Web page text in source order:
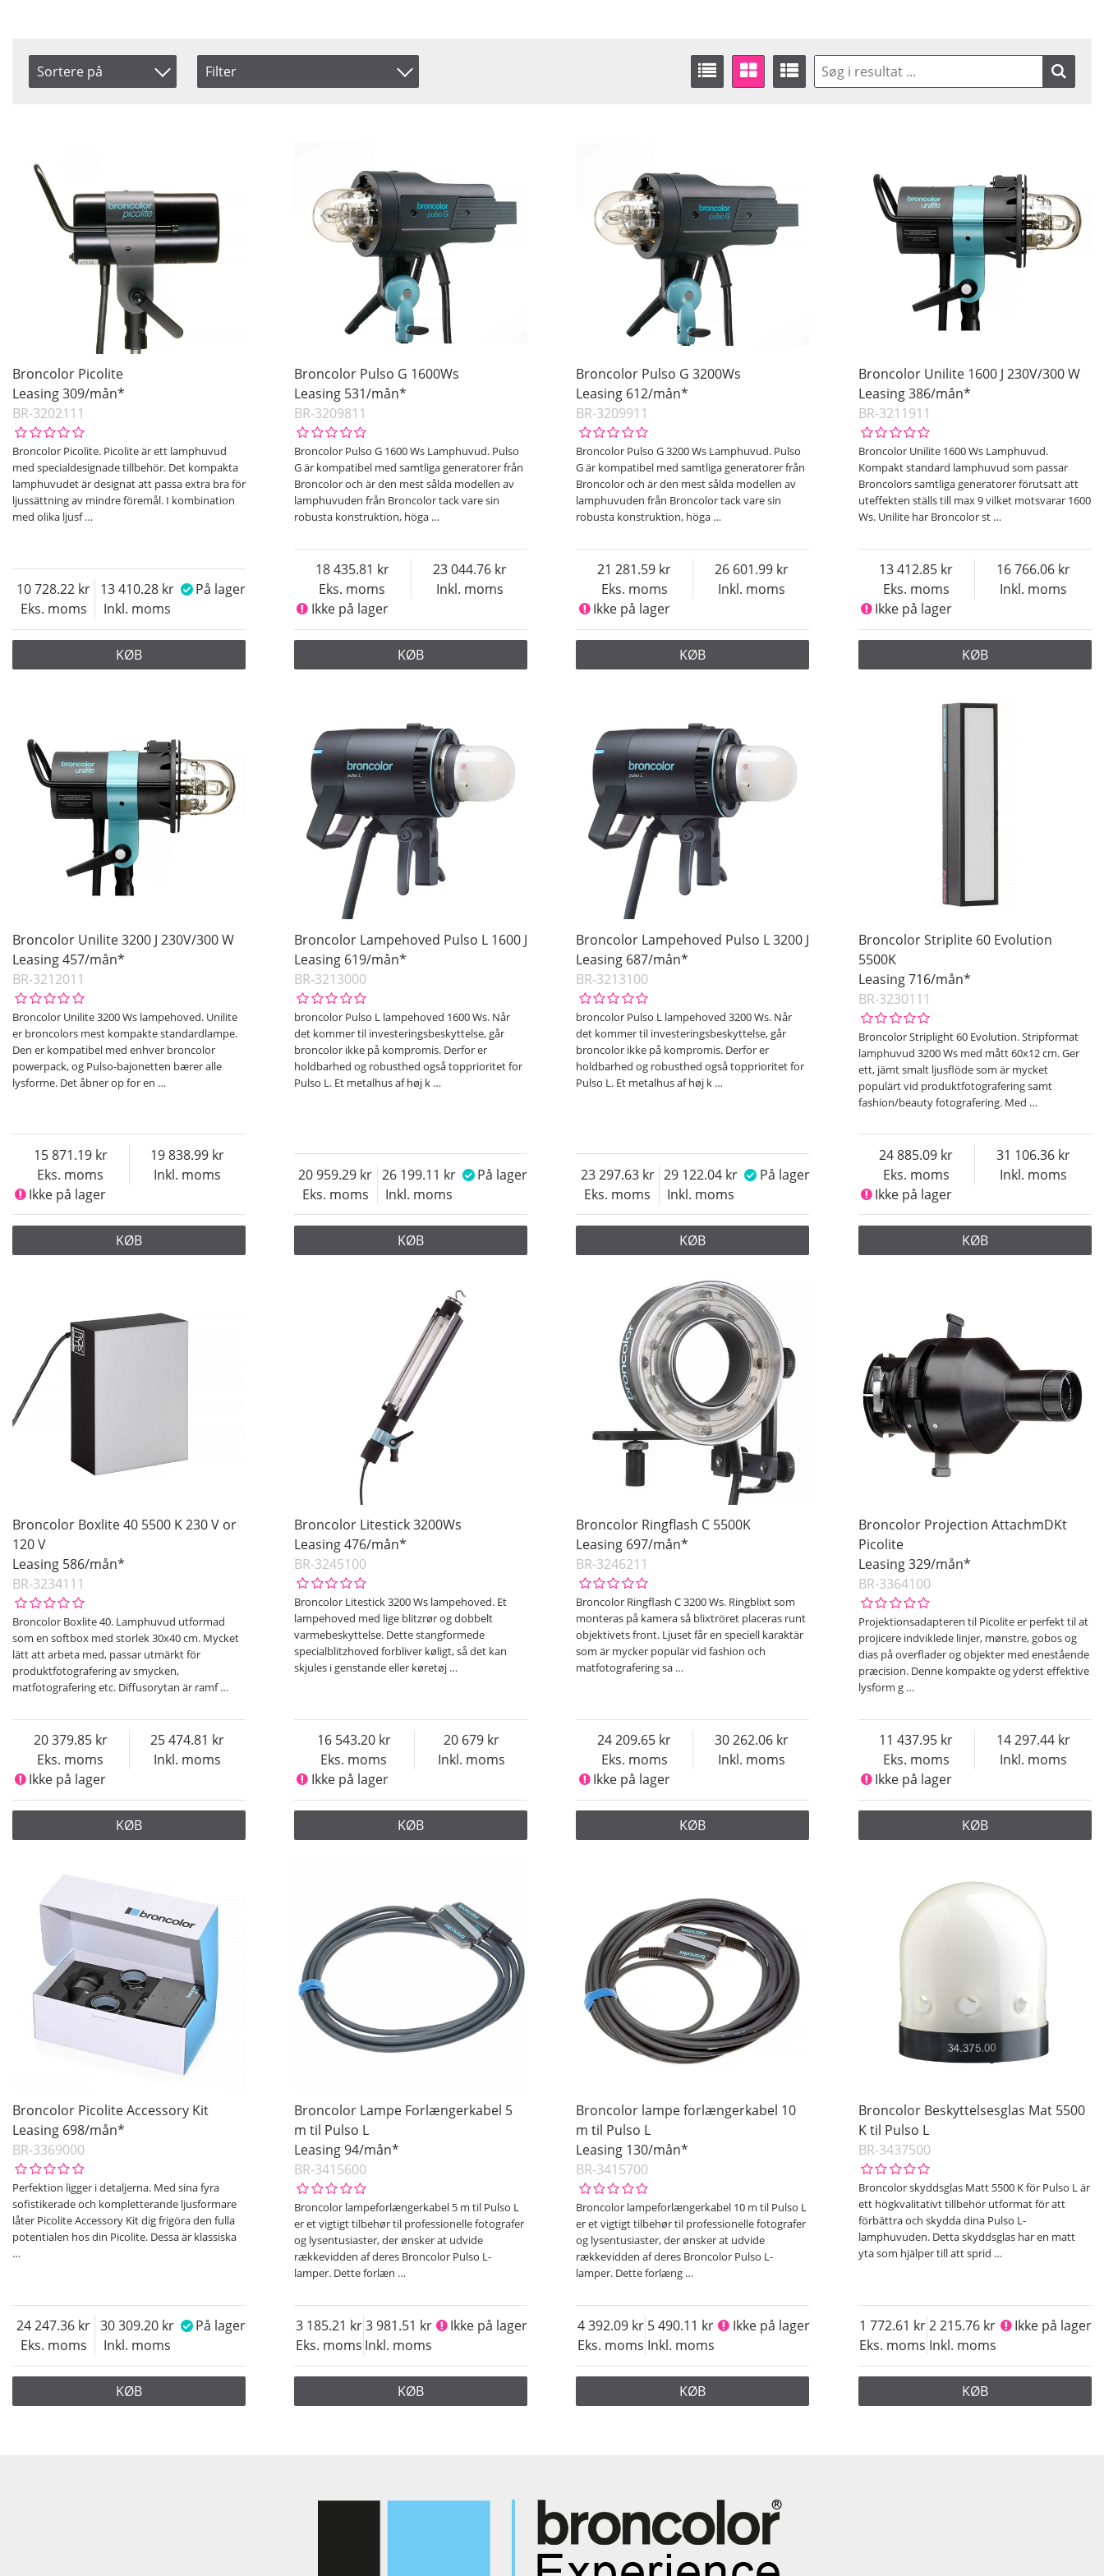
Sortere på
Navn
Filter
Broncolor Picolite
Leasing 309/mån*
BR-3202111
Broncolor Picolite. Picolite är ett lamphuvud
med specialdesignade tillbehör. Det kompakta
lamphuvudet är designat att passa extra bra för
ljussättning av mindre föremål. I kombination
med olika ljusf…
Eks. moms
10 728.22
Inkl. moms
13 410.28 På lager
KØB
Broncolor Pulso G 1600Ws
Leasing 531/mån*
BR-3209811
Broncolor Pulso G 1600 Ws Lamphuvud. Pulso
G är kompatibel med samtliga generatorer från
Broncolor och är den mest sålda modellen av
lamphuvuden från Broncolor tack vare sin
robusta konstruktion, höga …
Eks. moms
18 435.81
Inkl. moms
23 044.76
Ikke på lager
KØB
Broncolor Pulso G 3200Ws
Leasing 612/mån*
BR-3209911
Broncolor Pulso G 3200 Ws Lamphuvud. Pulso
G är kompatibel med samtliga generatorer från
Broncolor och är den mest sålda modellen av
lamphuvuden från Broncolor tack vare sin
robusta konstruktion, höga …
Eks. moms
21 281.59
Inkl. moms
26 601.99
Ikke på lager
KØB
Broncolor Unilite 1600 J 230V/300 W
Leasing 386/mån*
BR-3211911
Broncolor Unilite 1600 Ws Lamphuvud.
Kompakt standard lamphuvud som passar
Broncolors samtliga generatorer förutsatt att
uteffekten ställs till max 9 vilket motsvarar 1600
Ws. Unilite har Broncolor st …
Eks. moms
13 412.85
Inkl. moms
16 766.06
Ikke på lager
KØB
Broncolor Unilite 3200 J 230V/300 W
Leasing 457/mån*
BR-3212011
Broncolor Unilite 3200 Ws lampehoved. Unilite
er broncolors mest kompakte standardlampe.
Den er kompatibel med enhver broncolor
powerpack, og Pulso-bajonetten bærer alle
lysforme. Det åbner op for en …
Eks. moms
15 871.19
Inkl. moms
19 838.99
Ikke på lager
KØB
Broncolor Lampehoved Pulso L 1600 J
Leasing 619/mån*
BR-3213000
broncolor Pulso L lampehoved 1600 Ws. Når
det kommer til investeringsbeskyttelse, går
broncolor ikke på kompromis. Derfor er
holdbarhed og robusthed også topprioritet for
Pulso L. Et metalhus af høj k …
Eks. moms
20 959.29
Inkl. moms
26 199.11 På lager
KØB
Broncolor Lampehoved Pulso L 3200 J
Leasing 687/mån*
BR-3213100
broncolor Pulso L lampehoved 3200 Ws. Når
det kommer til investeringsbeskyttelse, går
broncolor ikke på kompromis. Derfor er
holdbarhed og robusthed også topprioritet for
Pulso L. Et metalhus af høj k …
Eks. moms
23 297.63
Inkl. moms
29 122.04 På lager
KØB
Broncolor Striplite 60 Evolution
5500K
Leasing 716/mån*
BR-3230111
Broncolor Striplight 60 Evolution. Stripformat
lamphuvud 3200 Ws med mått 60x12 cm. Ger
ett, jämt smalt ljusflöde som är mycket
populärt vid produktfotografering samt
fashion/beauty fotografering. Med …
Eks. moms
24 885.09
Inkl. moms
31 106.36
Ikke på lager
KØB
Broncolor Boxlite 40 5500 K 230 V or
120 V
Leasing 586/mån*
BR-3234111
Broncolor Boxlite 40. Lamphuvud utformad
som en softbox med storlek 30x40 cm. Mycket
lätt att arbeta med, passar utmärkt för
produktfotografering av smycken,
matfotografering etc. Diffusorytan är ramf…
Eks. moms
20 379.85
Inkl. moms
25 474.81
Ikke på lager
KØB
Broncolor Litestick 3200Ws
Leasing 476/mån*
BR-3245100
Broncolor Litestick 3200 Ws lampehoved. Et
lampehoved med lige blitzrør og dobbelt
varmebeskyttelse. Dette stangformede
specialblitzhoved forbliver køligt, så det kan
skjules i genstande eller køretøj …
Eks. moms
16 543.20
Inkl. moms
20 679
Ikke på lager
KØB
Broncolor Ringflash C 5500K
Leasing 697/mån*
BR-3246211
Broncolor Ringflash C 3200 Ws. Ringblixt som
monteras på kamera så blixtröret placeras runt
objektivets front. Ljuset får en speciell karaktär
som är mycker populär vid fashion och
matfotografering sa …
Eks. moms
24 209.65
Inkl. moms
30 262.06
Ikke på lager
KØB
Broncolor Projection AttachmDKt
Picolite
Leasing 329/mån*
BR-3364100
Projektionsadapteren til Picolite er perfekt til at
projicere indviklede linjer, mønstre, gobos og
dias på overflader og objekter med enestående
præcision. Denne kompakte og yderst effektive
lysform g …
Eks. moms
11 437.95
Inkl. moms
14 297.44
Ikke på lager
KØB
Broncolor Picolite Accessory Kit
Leasing 698/mån*
BR-3369000
Perfektion ligger i detaljerna. Med sina fyra
sofistikerade och kompletterande ljusformare
låter Picolite Accessory Kit dig frigöra den fulla
potentialen hos din Picolite. Dessa är klassiska
…
Eks. moms
24 247.36
Inkl. moms
30 309.20 På lager
KØB
Broncolor Lampe Forlængerkabel 5
m til Pulso L
Leasing 94/mån*
BR-3415600
Broncolor lampeforlængerkabel 5 m til Pulso L
er et vigtigt tilbehør til professionelle fotografer
og lysentusiaster, der ønsker at udvide
rækkevidden af ​​deres Broncolor Pulso L-
lamper. Dette forlæn …
Eks. moms
3 185.21
Inkl. moms
3 981.51 Ikke på lager
KØB
Broncolor lampe forlængerkabel 10
m til Pulso L
Leasing 130/mån*
BR-3415700
Broncolor lampeforlængerkabel 10 m til Pulso L
er et vigtigt tilbehør til professionelle fotografer
og lysentusiaster, der ønsker at udvide
rækkevidden af deres Broncolor Pulso L-
lamper. Dette forlæng …
Eks. moms
4 392.09
Inkl. moms
5 490.11 Ikke på lager
KØB
Broncolor Beskyttelsesglas Mat 5500
K til Pulso L
BR-3437500
Broncolor skyddsglas Matt 5500 K för Pulso L är
ett högkvalitativt tillbehör utformat för att
förbättra och skydda dina Pulso L-
lamphuvuden. Detta skyddsglas har en matt
yta som hjälper till att sprid …
Eks. moms
1 772.61
Inkl. moms
2 215.76 Ikke på lager
KØB